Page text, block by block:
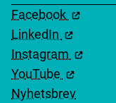
Facebook
LinkedIn
Instagram
YouTube
Nyhetsbrev